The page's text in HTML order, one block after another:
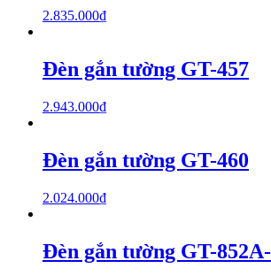
2.835.000₫
Đèn gắn tường GT-457
2.943.000₫
Đèn gắn tường GT-460
2.024.000₫
Đèn gắn tường GT-